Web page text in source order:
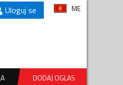
Uloguj se ME
DODAJ OGLAS